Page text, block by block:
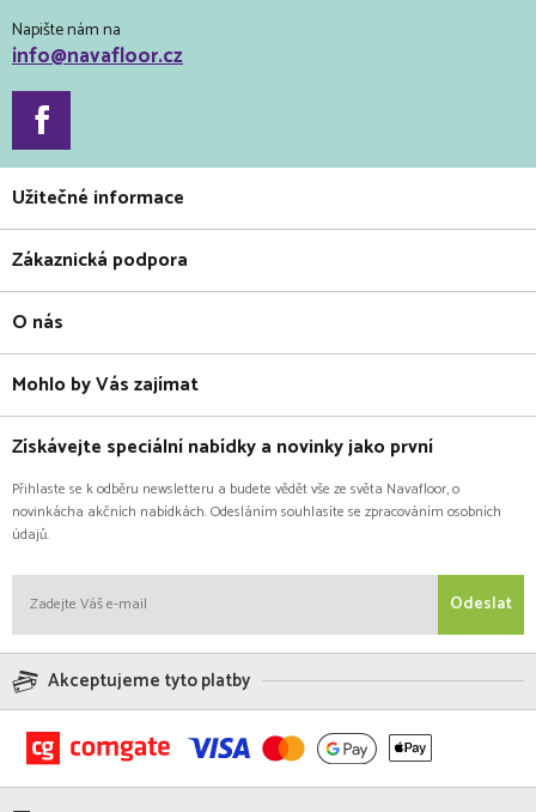
Napište nám na
info@navafloor.cz
Užitečné informace
Zákaznická podpora
O nás
Mohlo by Vás zajímat
Získávejte speciální nabídky a novinky jako první
Přihlaste se k odběru newsletteru a budete vědět vše ze světa Navafloor, o
novinkácha akčních nabídkách. Odesláním souhlasíte se zpracováním osobních
údajů.
Odeslat
Akceptujeme tyto platby